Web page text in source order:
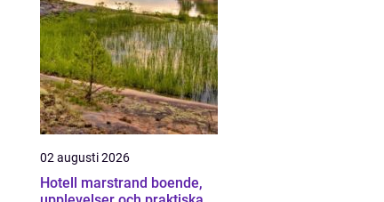
02 augusti 2026
Hotell marstrand boende,